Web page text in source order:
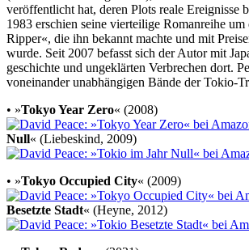
veröffent­licht hat, deren Plots reale Ereig­nisse
1983 erschien seine vier­teilige Roman­reihe
Ripper«, die ihn bekannt machte und mit
wurde. Seit 2007 befasst sich der Autor mit
geschichte und ungeklär­ten Ver­brechen dort.
vonein­ander unab­hängigen Bände der Tokio-
• »Tokyo Year Zero« (2008)
Null« (Liebeskind, 2009)
• »Tokyo Occupied City« (2009)
Besetzte Stadt« (Heyne, 2012)